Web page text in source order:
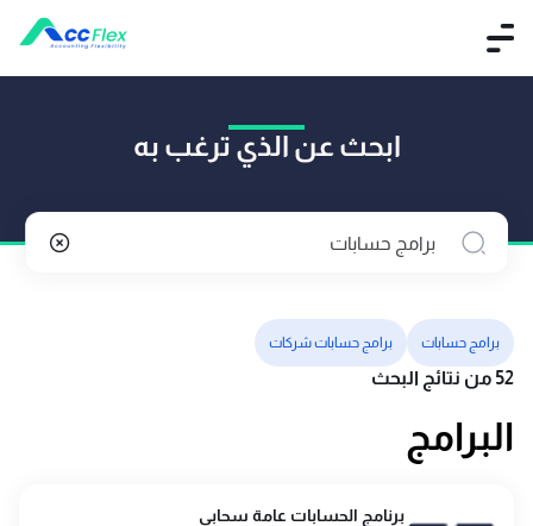
ابحث عن الذي ترغب به
برامج حسابات برامج حسابات شركات
52 من نتائج البحث
البرامج
برنامج الحسابات عامة سحابي